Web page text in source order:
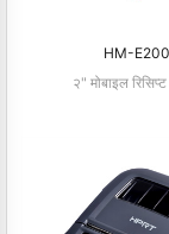
HM-E200
२" मोबाइल